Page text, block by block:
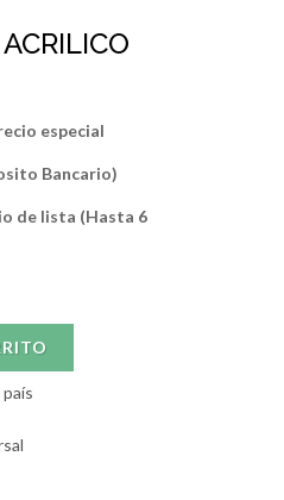
especial
Bancario)
de lista (Hasta 6
CARRITO